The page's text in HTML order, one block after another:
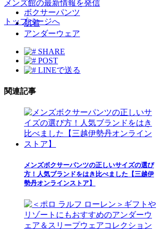
ボクサーパンツ
肌着
アンダーウェア
SHARE
POST
LINEで送る
関連記事
メンズボクサーパンツの正しいサイズの選び
方！人気ブランドをはき比べました【三越伊
勢丹オンラインストア】
メンズ館の最新情報を発信
トップページへ